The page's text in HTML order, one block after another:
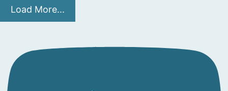
Load More...